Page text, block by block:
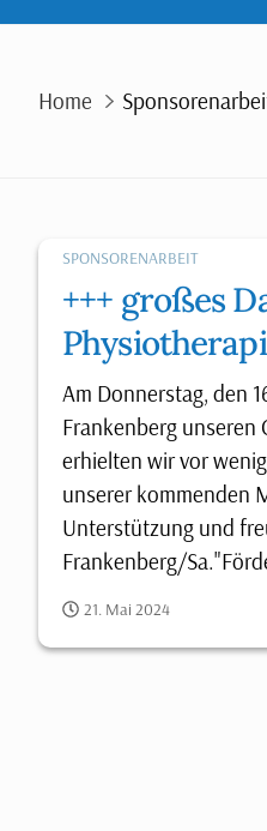
Home
SPONSORENARBEIT
+++ großes
Am Donnerstag, den
Frankenberg unseren
erhielten wir vor
unserer kommenden
Unterstützung und
Frankenberg/
21. Mai 2024